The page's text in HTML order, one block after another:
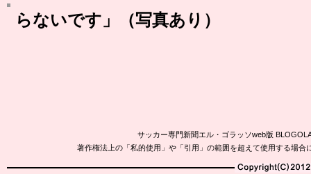
らないです」（写真あり）
サッカー専門新聞エル・ゴラッソweb版
著作権法上の「私的使用」や「引用」の範囲を超えて使用する場